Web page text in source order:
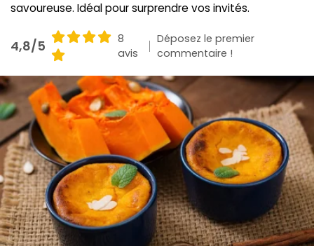
L'actu cuisine
Connexion
savoureuse. Idéal pour surprendre vos invités.
4,8/5
8
avis
Déposez le premier
commentaire !